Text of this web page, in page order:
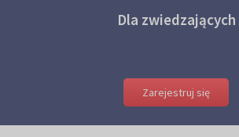
Dla zwiedzających
Zarejestruj się